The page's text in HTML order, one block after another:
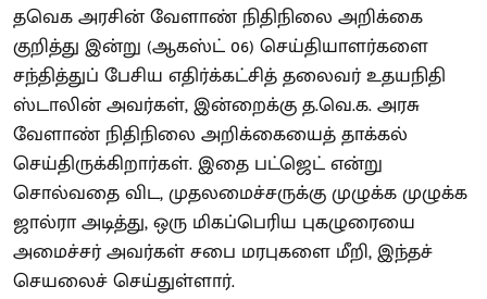
தவெக அரசின் வேளாண் நிதிநிலை அறிக்கை
குறித்து இன்று (ஆகஸ்ட் 06) செய்தியாளர்களை
சந்தித்துப் பேசிய எதிர்க்கட்சித் தலைவர் உதயநிதி
ஸ்டாலின் அவர்கள், இன்றைக்கு த.வெ.க. அரசு
வேளாண் நிதிநிலை அறிக்கையைத் தாக்கல்
செய்திருக்கிறார்கள். இதை பட்ஜெட் என்று
சொல்வதை விட, முதலமைச்சருக்கு முழுக்க முழுக்க
ஜால்ரா அடித்து, ஒரு மிகப்பெரிய புகழுரையை
அமைச்சர் அவர்கள் சபை மரபுகளை மீறி, இந்தச்
செயலைச் செய்துள்ளார்.